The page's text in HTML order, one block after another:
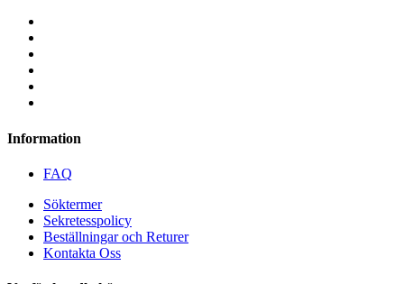
Information
FAQ
Söktermer
Sekretesspolicy
Beställningar och Returer
Kontakta Oss